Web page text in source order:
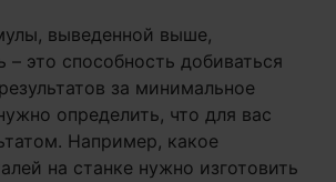
выведенной выше,
– это способность добиваться
за минимальное
определить, что для вас
Например, какое
на станке нужно изготовить